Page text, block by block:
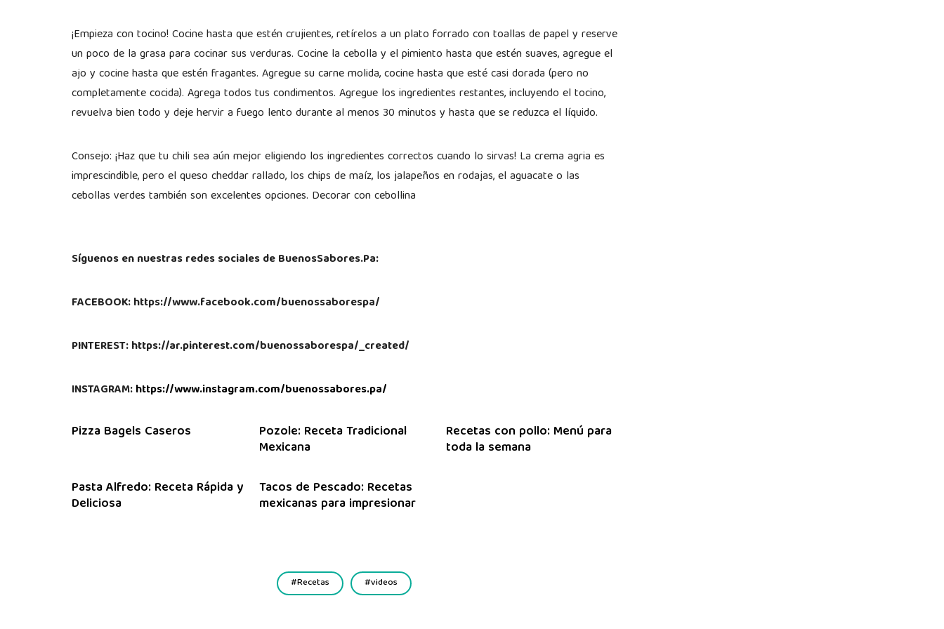
¡Empieza con tocino! Cocine hasta que estén crujientes, retírelos a un plato forrado con toallas de papel y reserve
un poco de la grasa para cocinar sus verduras. Cocine la cebolla y el pimiento hasta que estén suaves, agregue el
ajo y cocine hasta que estén fragantes. Agregue su carne molida, cocine hasta que esté casi dorada (pero no
completamente cocida). Agrega todos tus condimentos. Agregue los ingredientes restantes, incluyendo el tocino,
revuelva bien todo y deje hervir a fuego lento durante al menos 30 minutos y hasta que se reduzca el líquido.
Consejo: ¡Haz que tu chili sea aún mejor eligiendo los ingredientes correctos cuando lo sirvas! La crema agria es
imprescindible, pero el queso cheddar rallado, los chips de maíz, los jalapeños en rodajas, el aguacate o las
cebollas verdes también son excelentes opciones. Decorar con cebollina
Síguenos en nuestras redes sociales de BuenosSabores.Pa:
FACEBOOK: https://www.facebook.com/buenossaborespa/
PINTEREST: https://ar.pinterest.com/buenossaborespa/_created/
INSTAGRAM:https://www.instagram.com/buenossabores.pa/
Pizza Bagels Caseros Pozole: Receta Tradicional
Mexicana
Recetas con pollo: Menú para
toda la semana
Pasta Alfredo: Receta Rápida y
Deliciosa
Tacos de Pescado: Recetas
mexicanas para impresionar
Recetas videos